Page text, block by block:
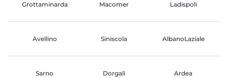
Grottaminarda Macomer Ladispoli
Avellino Siniscola AlbanoLaziale
Sarno Dorgali Ardea